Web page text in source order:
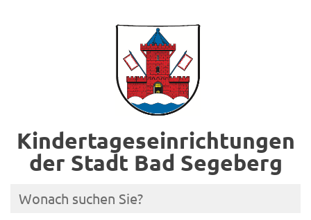
Kindertageseinrichtungen
der Stadt Bad Segeberg